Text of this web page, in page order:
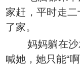
家赶，平时走
了家。
妈妈躺在
喊她，她只能“啊